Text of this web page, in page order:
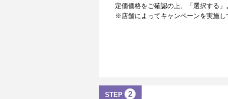
定価価格をご確認の上、「選択する」
※店舗によってキャンペーンを実施し
STEP 2